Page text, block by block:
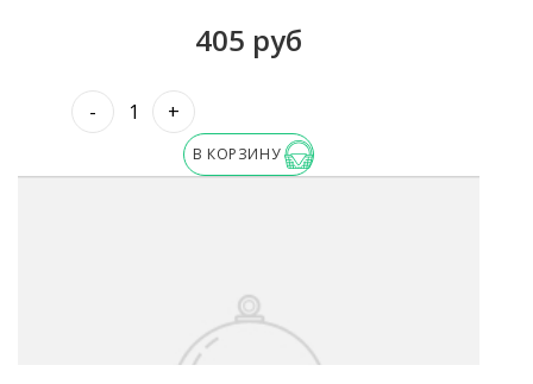
405 руб
- +
В КОРЗИНУ